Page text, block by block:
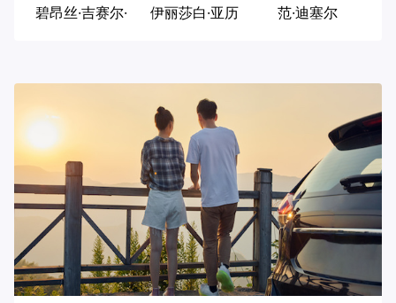
碧昂丝·吉赛尔·
伊丽莎白·亚历
范·迪塞尔